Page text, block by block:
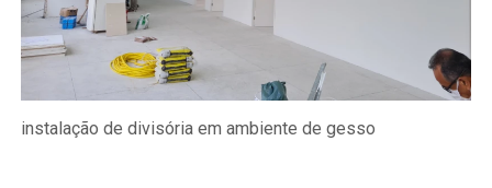
instalação de divisória em ambiente de gesso